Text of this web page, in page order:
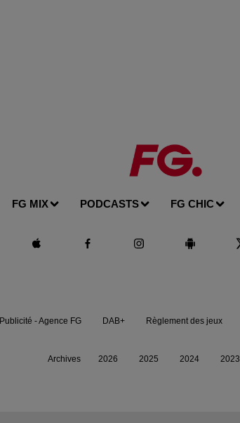
FG MIX PODCASTS FG CHIC
Publicité - Agence FG DAB+ Règlement des jeux
Archives 2026 2025 2024 2023